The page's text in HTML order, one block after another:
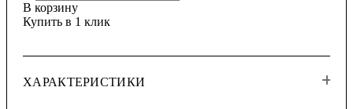
В корзину
Купить в 1 клик
ХАРАКТЕРИСТИКИ